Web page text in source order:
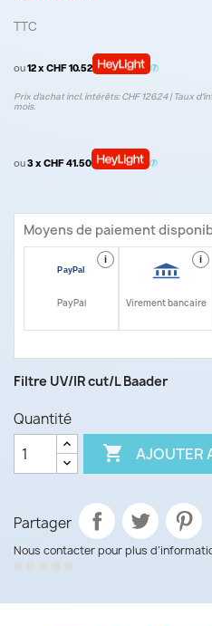
TTC
ou12 x CHF 10.52
Prix d’achat incl. intérêts: CHF 126.24 | Taux
mois.
ou3 x CHF 41.50
Moyens de paiement
i
PayPal
i
Virement bancaire
Filtre UV/IR cut/L Baader
Quantité
 AJOUTER
Partager
Nous contacter pour plus